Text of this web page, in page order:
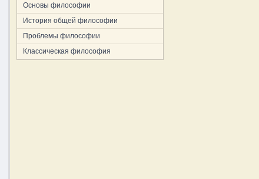
Основы философии
История общей философии
Проблемы философии
Классическая философия